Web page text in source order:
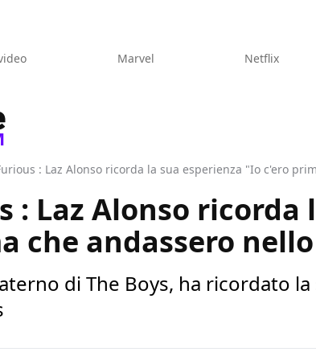
Marvel Netflix
: Laz Alonso ricorda la sua esperienza "Io c'ero
: Laz Alonso ricorda
che andassero
di The Boys, ha ricordato